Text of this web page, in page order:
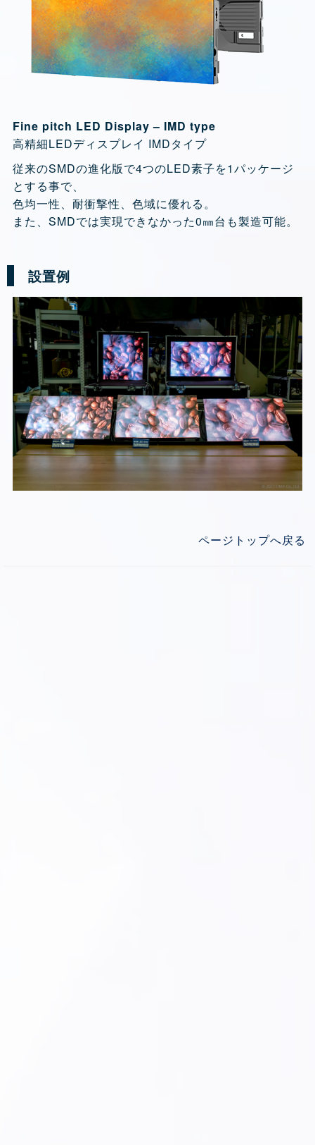
Fine pitch LED Display – IMD type
高精細LEDディスプレイ IMDタイプ
従来のSMDの進化版で4つのLED素子を1パッケージ
とする事で、
色均一性、耐衝撃性、色域に優れる。
また、SMDでは実現できなかった0㎜台も製造可能。
設置例
ページトップへ戻る